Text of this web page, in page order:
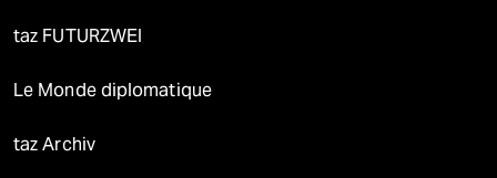
taz FUTURZWEI
Le Monde diplomatique
taz Archiv